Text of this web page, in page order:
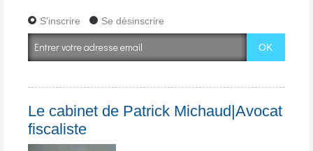
S'inscrire Se désinscrire
Le cabinet de Patrick Michaud|Avocat
fiscaliste